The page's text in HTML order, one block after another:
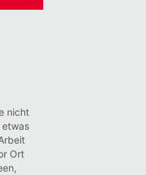
nicht
etwas
Ort